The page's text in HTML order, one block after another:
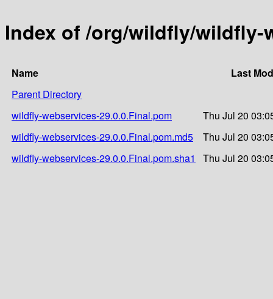
Index of /org/wildfly/wildfly-
Name
Last
Parent Directory
wildfly-webservices-29.0.0.Final.pom
Thu Jul 20
wildfly-webservices-29.0.0.Final.pom.md5
Thu Jul 20
wildfly-webservices-29.0.0.Final.pom.sha1
Thu Jul 20